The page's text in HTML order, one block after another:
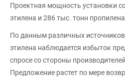
Проектная мощность установки
этилена и 286 тыс. тонн пропилена
По данным различных
этилена наблюдается избыток
спросе со стороны
Предложение растет по мере